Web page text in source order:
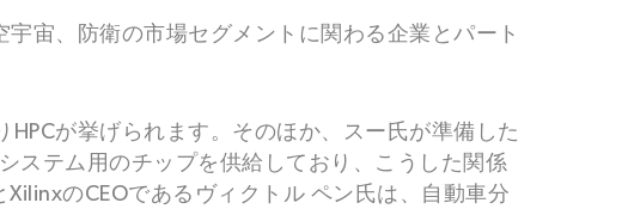
宙、防衛の市場セグメントに関わる企業とパート
が挙げられます。そのほか、スー氏が準備した
ステム用のチップを供給しており、こうした関係
のCEOであるヴィクトル ペン氏は、自動車分